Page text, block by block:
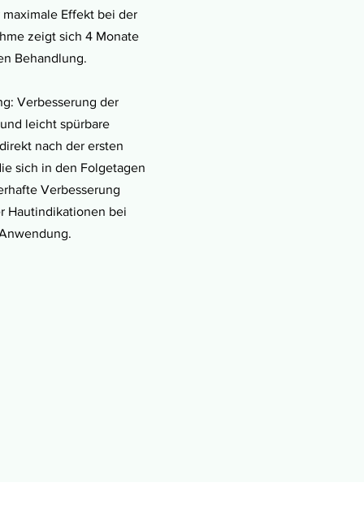
Effekt bei der
zeigt sich 4 Monate
Behandlung.
Verbesserung der
leicht spürbare
nach der ersten
sich in den Folgetagen
Verbesserung
Hautindikationen bei